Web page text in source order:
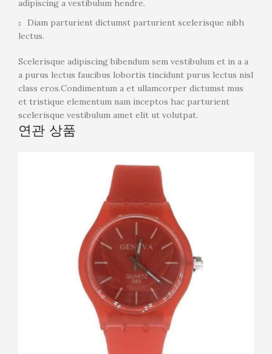
adipiscing a vestibulum hendre.
Diam parturient dictumst parturient scelerisque nibh
lectus.
Scelerisque adipiscing bibendum sem vestibulum et in a a
a purus lectus faucibus lobortis tincidunt purus lectus nisl
class eros.Condimentum a et ullamcorper dictumst mus
et tristique elementum nam inceptos hac parturient
scelerisque vestibulum amet elit ut volutpat.
연관 상품